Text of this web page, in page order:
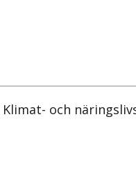
Klimat- och